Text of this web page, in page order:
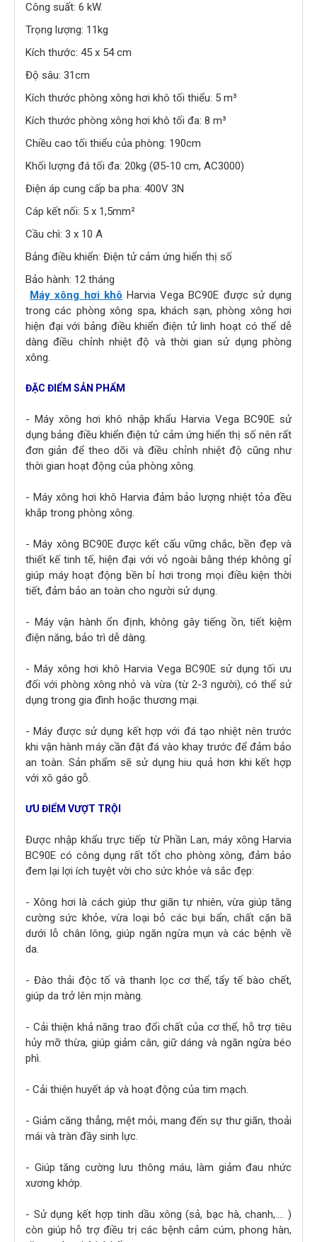
Công suất: 6 kW.
Trọng lượng: 11kg
Kích thước: 45 x 54 cm
Độ sâu: 31cm
Kích thước phòng xông hơi khô tối thiểu: 5 m³
Kích thước phòng xông hơi khô tối đa: 8 m³
Chiều cao tối thiểu của phòng: 190cm
Khối lượng đá tối đa: 20kg (Ø5-10 cm, AC3000)
Điện áp cung cấp ba pha: 400V 3N
Cáp kết nối: 5 x 1,5mm²
Cầu chì: 3 x 10 A
Bảng điều khiển: Điện tử cảm ứng hiển thị số
Bảo hành: 12 tháng
Máy xông hơi khô Harvia Vega BC90E được sử dụng
trong các phòng xông spa, khách sạn, phòng xông hơi
hiện đại với bảng điều khiển điện tử linh hoạt có thể dễ
dàng điều chỉnh nhiệt độ và thời gian sử dụng phòng
xông.
ĐẶC ĐIỂM SẢN PHẨM
- Máy xông hơi khô nhập khẩu Harvia Vega BC90E sử
dụng bảng điều khiển điện tử cảm ứng hiển thị số nên rất
đơn giản để theo dõi và điều chỉnh nhiệt độ cũng như
thời gian hoạt động của phòng xông.
- Máy xông hơi khô Harvia đảm bảo lượng nhiệt tỏa đều
khắp trong phòng xông.
- Máy xông BC90E được kết cấu vững chắc, bền đẹp và
thiết kế tinh tế, hiện đại với vỏ ngoài bằng thép không gỉ
giúp máy hoạt động bền bỉ hơi trong mọi điều kiện thời
tiết, đảm bảo an toàn cho người sử dụng.
- Máy vận hành ổn định, không gây tiếng ồn, tiết kiệm
điện năng, bảo trì dễ dàng.
- Máy xông hơi khô Harvia Vega BC90E sử dụng tối ưu
đối với phòng xông nhỏ và vừa (từ 2-3 người), có thể sử
dụng trong gia đình hoặc thương mại.
- Máy được sử dụng kết hợp với đá tạo nhiệt nên trước
khi vận hành máy cần đặt đá vào khay trước để đảm bảo
an toàn. Sản phẩm sẽ sử dụng hiu quả hơn khi kết hợp
với xô gáo gỗ.
ƯU ĐIỂM VƯỢT TRỘI
Được nhập khẩu trực tiếp từ Phần Lan, máy xông Harvia
BC90E có công dụng rất tốt cho phòng xông, đảm bảo
đem lại lợi ích tuyệt vời cho sức khỏe và sắc đẹp:
- Xông hơi là cách giúp thư giãn tự nhiên, vừa giúp tăng
cường sức khỏe, vừa loại bỏ các bụi bẩn, chất cặn bã
dưới lỗ chân lông, giúp ngăn ngừa mụn và các bệnh về
da.
- Đào thải độc tố và thanh lọc cơ thể, tẩy tế bào chết,
giúp da trở lên mịn màng.
- Cải thiện khả năng trao đổi chất của cơ thể, hỗ trợ tiêu
hủy mỡ thừa, giúp giảm cân, giữ dáng và ngăn ngừa béo
phì.
- Cải thiện huyết áp và hoạt động của tim mạch.
- Giảm căng thẳng, mệt mỏi, mang đến sự thư giãn, thoải
mái và tràn đầy sinh lực.
- Giúp tăng cường lưu thông máu, làm giảm đau nhức
xương khớp.
- Sử dụng kết hợp tinh dầu xông (sả, bạc hà, chanh,…. )
còn giúp hỗ trợ điều trị các bệnh cảm cúm, phong hàn,